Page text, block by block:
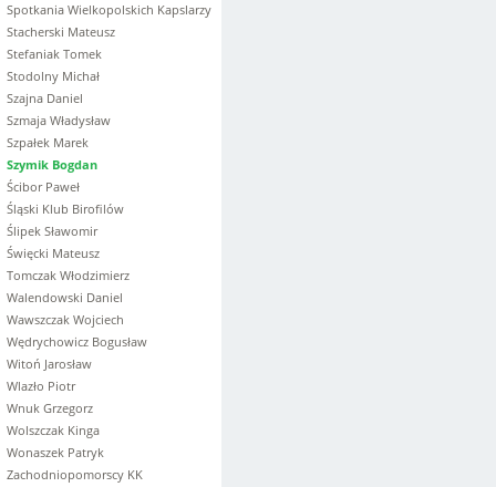
Spotkania Wielkopolskich Kapslarzy
Stacherski Mateusz
Stefaniak Tomek
Stodolny Michał
Szajna Daniel
Szmaja Władysław
Szpałek Marek
Szymik Bogdan
Ścibor Paweł
Śląski Klub Birofilów
Ślipek Sławomir
Święcki Mateusz
Tomczak Włodzimierz
Walendowski Daniel
Wawszczak Wojciech
Wędrychowicz Bogusław
Witoń Jarosław
Wlazło Piotr
Wnuk Grzegorz
Wolszczak Kinga
Wonaszek Patryk
Zachodniopomorscy KK